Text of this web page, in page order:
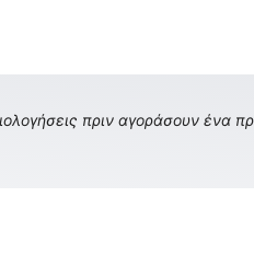
πριν αγοράσουν ένα